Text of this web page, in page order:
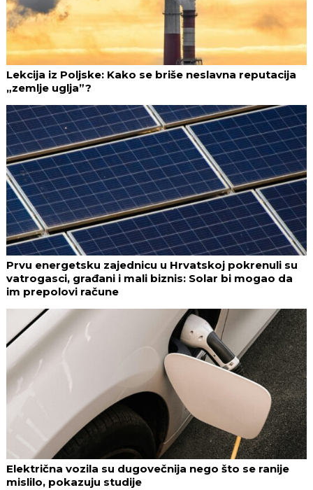
Lekcija iz Poljske: Kako se briše neslavna reputacija
„zemlje uglja”?
Prvu energetsku zajednicu u Hrvatskoj pokrenuli su
vatrogasci, građani i mali biznis: Solar bi mogao da
im prepolovi račune
Električna vozila su dugovečnija nego što se ranije
mislilo, pokazuju studije